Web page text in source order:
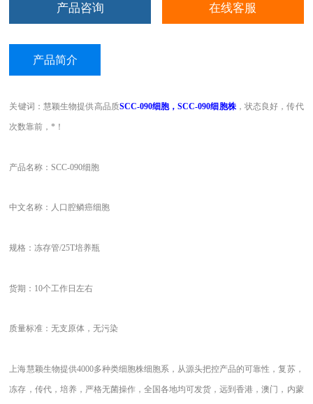
产品咨询 在线客服
产品简介
关键词：慧颖生物提供高品质SCC-090细胞，SCC-090细胞株， 状态良好，传代
次数靠前，*！
产品名称：SCC-090细胞
中文名称：人口腔鳞癌细胞
规格：冻存管/25T培养瓶
货期：10个工作日左右
质量标准：无支原体，无污染
上海慧颖生物提供4000多种类细胞株细胞系，从源头把控产品的可靠性，复苏，
冻存，传代，培养，严格无菌操作，全国各地均可发货，远到香港，澳门，内蒙